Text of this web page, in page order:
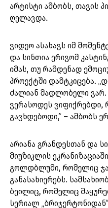
არტისტი ამბობს, თავის
ღელავდა.
ვიდეო ასახავს იმ
და სინთია ერივომ
იმას, თუ რამდენად
პროექტში დამტკიცება.
ძალიან მადლობელი ვარ.
ვერასოდეს ვიფიქრებდი,
გავხდებოდი,” – ამბობს
არიანა გრანდესთან და
მიუზიკლის
გოლდბლუმი, რომელიც
განასახიერებს.
ბეილიც, რომელიც
სერიალ